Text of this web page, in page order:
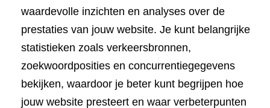
waardevolle inzichten en analyses over de
prestaties van jouw website. Je kunt belangrijke
statistieken zoals verkeersbronnen,
zoekwoordposities en concurrentiegegevens
bekijken, waardoor je beter kunt begrijpen hoe
jouw website presteert en waar verbeterpunten